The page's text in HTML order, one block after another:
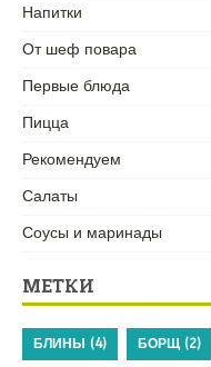
Напитки
От шеф повара
Первые блюда
Пицца
Рекомендуем
Салаты
Соусы и маринады
МЕТКИ
БЛИНЫ (4) БОРЩ (2)